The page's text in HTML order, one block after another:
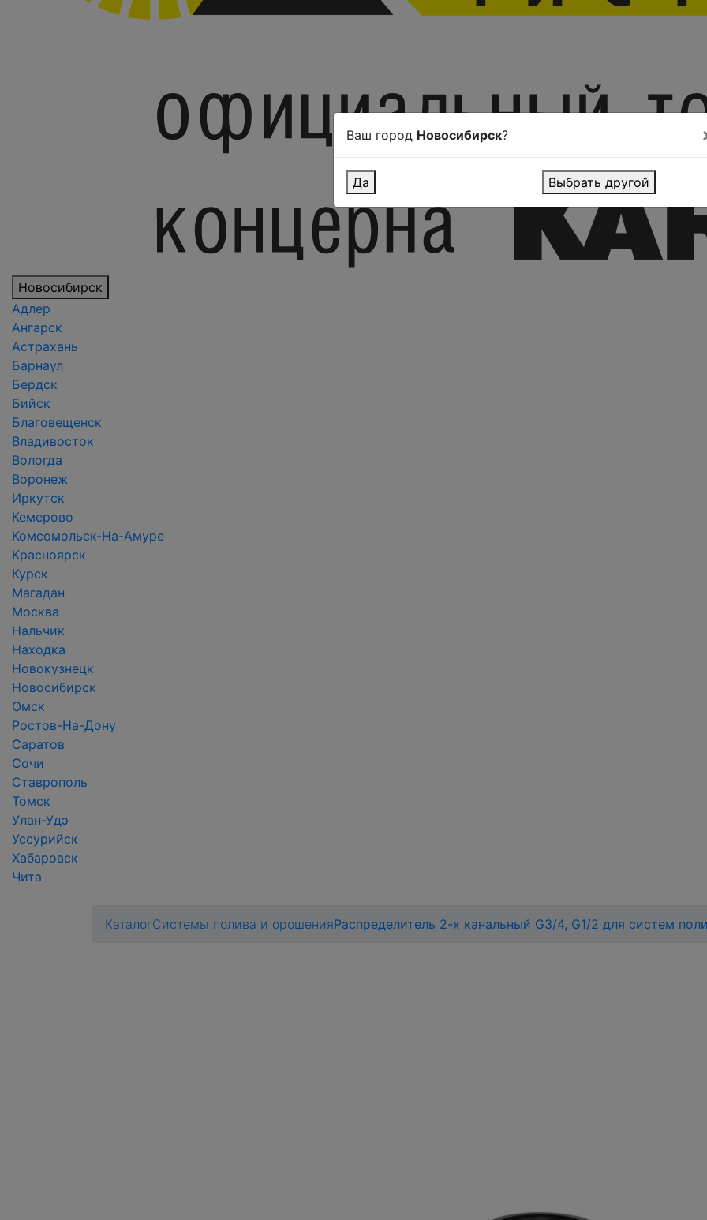
Новосибирск
Адлер
Ангарск
Астрахань
Барнаул
Бердск
Бийск
Благовещенск
Владивосток
Вологда
Воронеж
Иркутск
Кемерово
Комсомольск-На-Амуре
Красноярск
Курск
Магадан
Москва
Нальчик
Находка
Новокузнецк
Новосибирск
Омск
Ростов-На-Дону
Саратов
Сочи
Ставрополь
Томск
Улан-Удэ
Уссурийск
Хабаровск
Чита
КаталогСистемы полива и орошенияРаспределитель 2-х канальный G3/4, G1/2 для систем
Ваш город Новосибирск?
Да Выбрать другой